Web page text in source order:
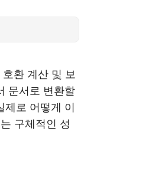
환 계산 및 보
문서로 변환할
제로 어떻게 이
구체적인 성